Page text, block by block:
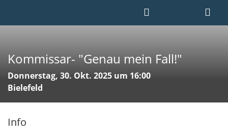
Kommissar- "Genau mein Fall!"
Donnerstag, 30. Okt. 2025 um 16:00
Bielefeld
Info